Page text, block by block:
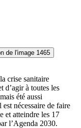
de l'image 1465
crise sanitaire
d’agir à toutes les
été aussi
nécessaire de faire
et atteindre les 17
l’Agenda 2030.